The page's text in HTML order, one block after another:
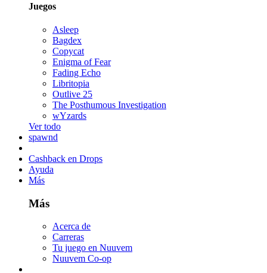
Juegos
Asleep
Bagdex
Copycat
Enigma of Fear
Fading Echo
Libritopia
Outlive 25
The Posthumous Investigation
wYzards
Ver todo
spawnd
Cashback en Drops
Ayuda
Más
Más
Acerca de
Carreras
Tu juego en Nuuvem
Nuuvem Co-op